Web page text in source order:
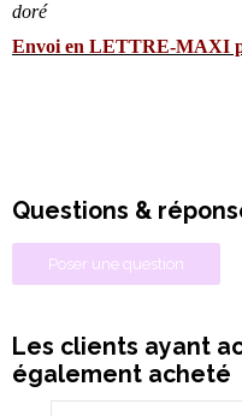
doré
Envoi en LETTRE-MAXI
Questions &
Poser une question
Les clients ayant
également acheté